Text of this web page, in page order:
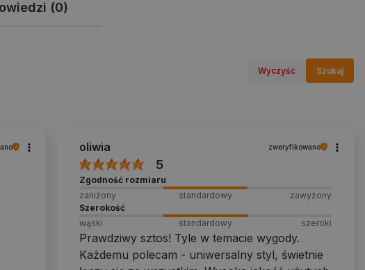
(0)
Wyczyść Szukaj
oliwia zweryfikowano
5
Zgodność rozmiaru
zaniżony
standardowy
zawyżony
Szerokość
wąski
standardowy szeroki
Prawdziwy sztos! Tyle w temacie wygody.
Każdemu polecam - uniwersalny styl, świetnie